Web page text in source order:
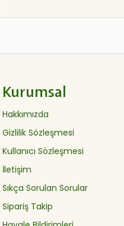
Kurumsal
Hakkımızda
Gizlilik Sözleşmesi
Kullanıcı Sözleşmesi
İletişim
Sıkça Sorulan Sorular
Sipariş Takip